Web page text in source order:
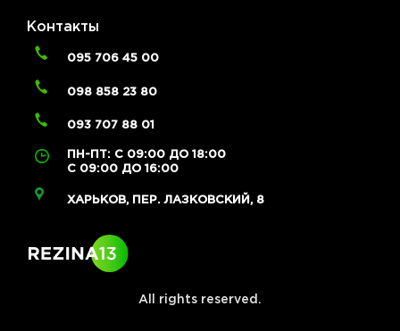
Контакты
095 706 45 00
098 858 23 80
093 707 88 01
ПН-ПТ: С 09:00 ДО 18:00
С 09:00 ДО 16:00
ХАРЬКОВ, ПЕР. ЛАЗКОВСКИЙ, 8
All rights reserved.